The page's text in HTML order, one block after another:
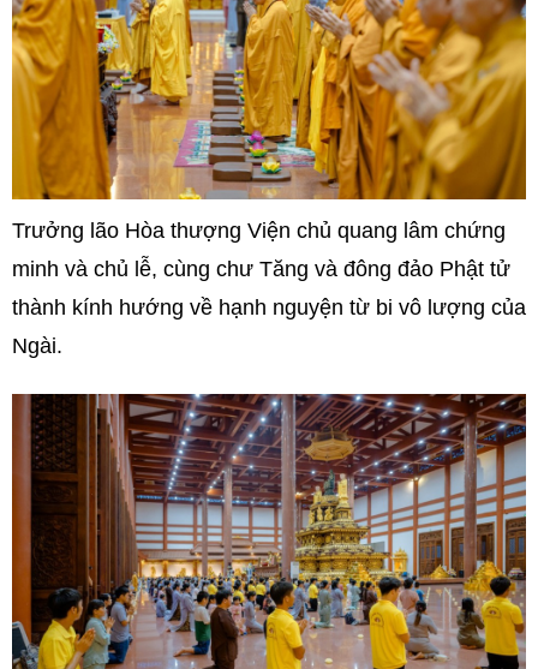
Trưởng lão Hòa thượng Viện chủ quang lâm chứng
minh và chủ lễ, cùng chư Tăng và đông đảo Phật tử
thành kính hướng về hạnh nguyện từ bi vô lượng của
Ngài.